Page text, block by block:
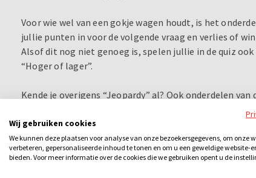
Voor wie wel van een gokje wagen houdt, is het
jullie punten in voor de volgende vraag en verlies of
Alsof dit nog niet genoeg is, spelen jullie in de quiz
“Hoger of lager”.
Kende je overigens “Jeopardy” al? Ook onderdelen
Grote Spelshow: kies je thema en het aantal punten
Afsluiten doen jullie met de “Geheugentrainer”: hoe
iets wat je aan het begin hebt gezien? en de
Wij gebruiken cookies
We kunnen deze plaatsen voor analyse van onze bezoekersgegevens, om onze
verbeteren, gepersonaliseerde inhoud te tonen en om u een geweldige website-
bieden. Voor meer informatie over de cookies die we gebruiken opent u de